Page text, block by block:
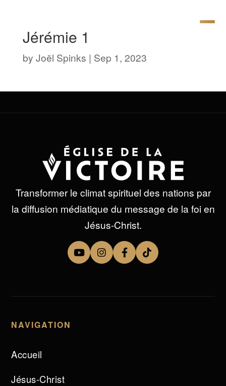
Jérémie 1
by Joël Spinks | Sep 1, 2023
Transformer le climat spirituel des nations par
la diffusion médiatique du message de la foi en
Jésus-Christ.
NAVIGATION
Accueil
Jésus-Christ